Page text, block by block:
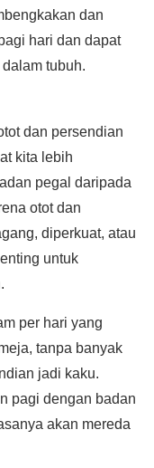
dan
hari dan dapat
tubuh.
dan persendian
kita lebih
pegal daripada
otot dan
diperkuat, atau
untuk
per hari yang
tanpa banyak
jadi kaku.
pagi dengan badan
akan mereda